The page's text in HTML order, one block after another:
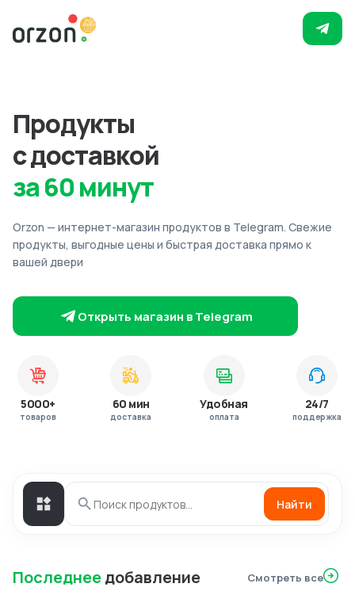
Продукты
с доставкой
за 60 минут
Orzon — интернет-магазин продуктов в Telegram. Свежие
продукты, выгодные цены и быстрая доставка прямо к
вашей двери
Открыть магазин в Telegram
5000+
товаров
60 мин
доставка
Удобная
оплата
24/7
поддержка
Найти
Последнеедобавление Смотреть все